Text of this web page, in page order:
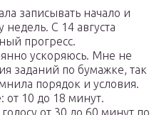
записывать начало и
недель. С 14 августа
прогресс.
ускоряюсь. Мне не
заданий по бумажке, так
порядок и условия.
от 10 до 18 минут.
от 30 до 60 минут по